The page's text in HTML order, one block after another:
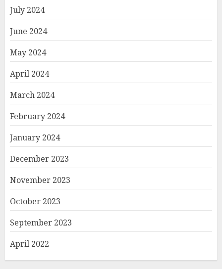
July 2024
June 2024
May 2024
April 2024
March 2024
February 2024
January 2024
December 2023
November 2023
October 2023
September 2023
April 2022